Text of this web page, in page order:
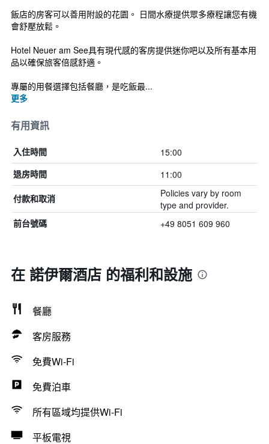
飯店的房客可以善用附設的花園。 日間水療提供眾多療程讓您有機
會舒壓放鬆。
Hotel Neuer am See具有現代感的客房提供迷你吧以及所有基本用
品以確保旅客倍感舒適。
專屬的用餐選擇包括餐廳，是吃飯最...
更多
有用資訊
入住時間 15:00
退房時間 11:00
付款和取消
Policies vary by room
type and provider.
前台號碼 +49 8051 609 960
在 諾伊爾酒店 的福利和設施
餐廳
客房服務
免費Wi-Fi
免費泊車
所有區域均提供Wi-Fi
平板電視